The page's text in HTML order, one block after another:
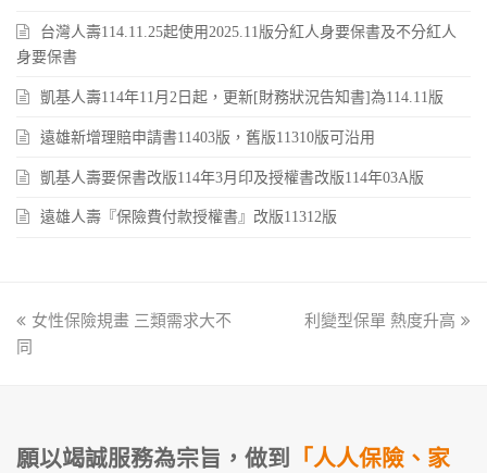
台灣人壽114.11.25起使用2025.11版分紅人身要保書及不分紅人
身要保書
凱基人壽114年11月2日起，更新[財務狀況告知書]為114.11版
遠雄新增理賠申請書11403版，舊版11310版可沿用
凱基人壽要保書改版114年3月印及授權書改版114年03A版
遠雄人壽『保險費付款授權書』改版11312版
previous
女性保險規畫 三類需求大不
同
next
利變型保單 熱度升高
願以竭誠服務為宗旨，做到 「人人保險、家